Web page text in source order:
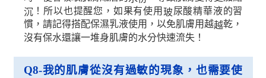
沉 ！所以也提醒您，如果有使用 玻尿酸精華液的習
慣，請記得搭配保濕乳液使用，以免肌膚用越越乾，
沒有保水還讓一堆身肌膚的水分快速流失！
Q8-我的肌膚從沒有過敏的現象，也需要使